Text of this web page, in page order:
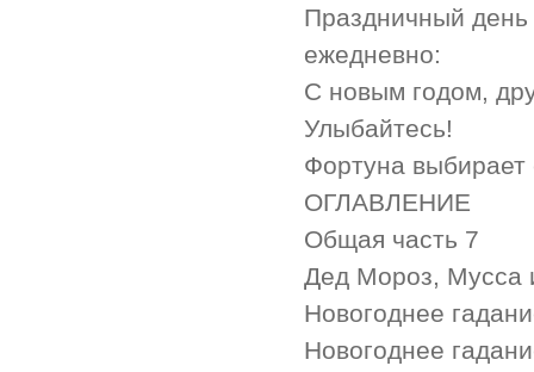
Праздничный день
ежедневно:
С новым годом,
Улыбайтесь!
Фортуна
ОГЛАВЛЕНИЕ
Общая часть 7
Дед Мороз, Мусса
Новогоднее
Новогоднее